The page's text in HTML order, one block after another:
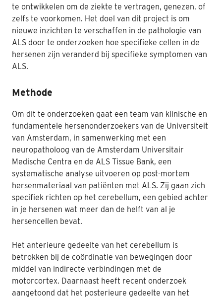
Webshop
Contact
te ontwikkelen om de ziekte te vertragen, genezen, of
zelfs te voorkomen. Het doel van dit project is om
nieuwe inzichten te verschaffen in de pathologie van
ALS door te onderzoeken hoe specifieke cellen in de
hersenen zijn veranderd bij specifieke symptomen van
ALS.
Methode
Om dit te onderzoeken gaat een team van klinische en
fundamentele hersenonderzoekers van de Universiteit
van Amsterdam, in samenwerking met een
neuropatholoog van de Amsterdam Universitair
Medische Centra en de ALS Tissue Bank, een
systematische analyse uitvoeren op post-mortem
hersenmateriaal van patiënten met ALS. Zij gaan zich
specifiek richten op het cerebellum, een gebied achter
in je hersenen wat meer dan de helft van al je
hersencellen bevat.
Het anterieure gedeelte van het cerebellum is
betrokken bij de coördinatie van bewegingen door
middel van indirecte verbindingen met de
motorcortex. Daarnaast heeft recent onderzoek
aangetoond dat het posterieure gedeelte van het